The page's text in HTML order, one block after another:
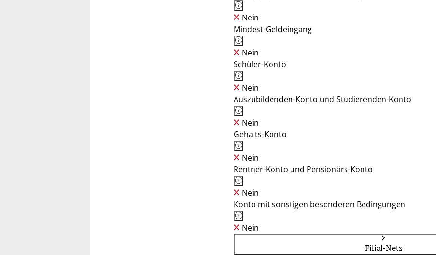
Nein
Mindest-Geldeingang
Nein
Schüler-Konto
Nein
Auszubildenden-Konto und Studierenden-Konto
Nein
Gehalts-Konto
Nein
Rentner-Konto und Pensionärs-Konto
Nein
Konto mit sonstigen besonderen Bedingungen
Nein
Filial-Netz